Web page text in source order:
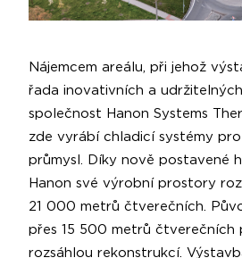
Nájemcem areálu, při jehož
řada inovativních a
společnost Hanon Systems
zde vyrábí chladicí systémy
průmysl. Díky nově postavené
Hanon své výrobní prostory
21 000 metrů čtverečních.
přes 15 500 metrů čtverečních
rozsáhlou rekonstrukcí.